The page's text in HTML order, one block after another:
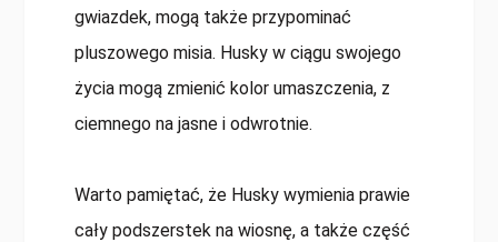
gwiazdek, mogą także przypominać
pluszowego misia. Husky w ciągu swojego
życia mogą zmienić kolor umaszczenia, z
ciemnego na jasne i odwrotnie.
Warto pamiętać, że Husky wymienia prawie
cały podszerstek na wiosnę, a także część